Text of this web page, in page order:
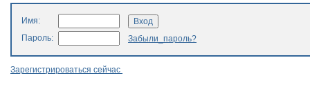
Имя:
Пароль:
Забыли_пароль?
Зарегистрироваться сейчас